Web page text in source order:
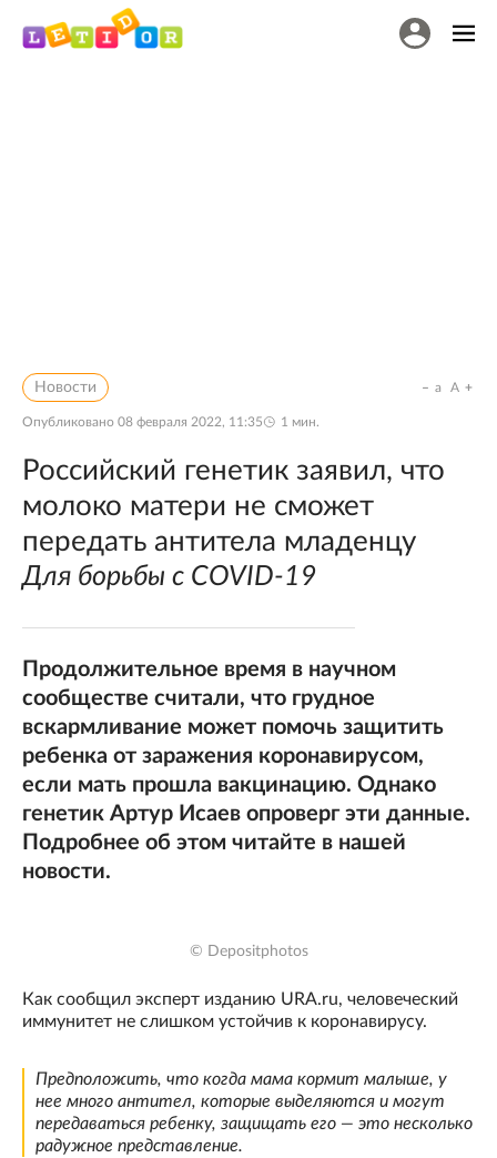
Новости
Опубликовано 08 февраля 2022, 11:35 1 мин.
a A
Российский генетик заявил, что
молоко матери не сможет
передать антитела младенцу
Для борьбы с COVID-19
Продолжительное время в научном
сообществе считали, что грудное
вскармливание может помочь защитить
ребенка от заражения коронавирусом,
если мать прошла вакцинацию. Однако
генетик Артур Исаев опроверг эти данные.
Подробнее об этом читайте в нашей
новости.
© Depositphotos
Как сообщил эксперт изданию URA.ru, человеческий
иммунитет не слишком устойчив к коронавирусу.
Предположить, что когда мама кормит малыше, у
нее много антител, которые выделяются и могут
передаваться ребенку, защищать его — это несколько
радужное представление.